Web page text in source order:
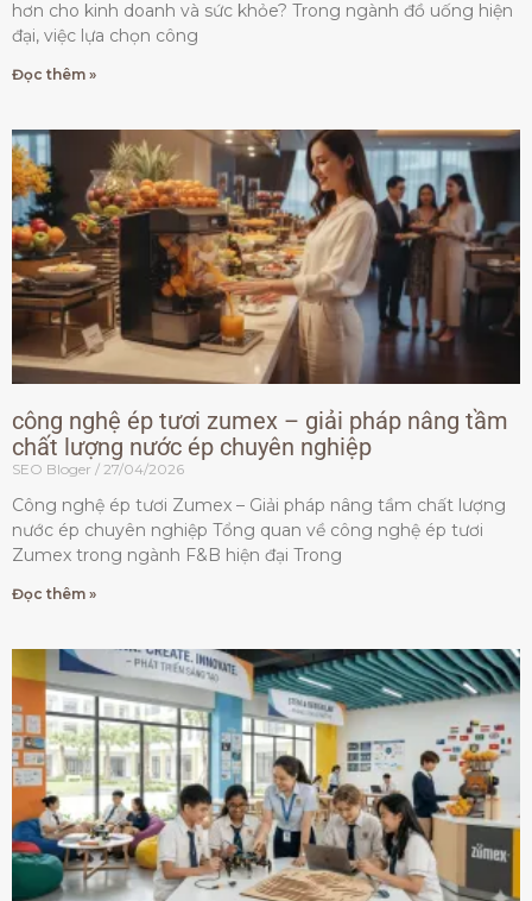
hơn cho kinh doanh và sức khỏe? Trong ngành đồ uống hiện
đại, việc lựa chọn công
Đọc thêm »
công nghệ ép tươi zumex – giải pháp nâng tầm
chất lượng nước ép chuyên nghiệp
SEO Bloger 27/04/2026
Công nghệ ép tươi Zumex – Giải pháp nâng tầm chất lượng
nước ép chuyên nghiệp Tổng quan về công nghệ ép tươi
Zumex trong ngành F&B hiện đại Trong
Đọc thêm »